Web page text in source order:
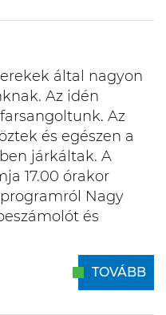
által nagyon
Az idén
Az
és egészen a
járkáltak. A
17.00 órakor
Nagy
és
TOVÁBB